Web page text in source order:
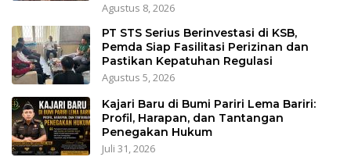
Agustus 8, 2026
PT STS Serius Berinvestasi di KSB,
Pemda Siap Fasilitasi Perizinan dan
Pastikan Kepatuhan Regulasi
Agustus 5, 2026
Kajari Baru di Bumi Pariri Lema Bariri:
Profil, Harapan, dan Tantangan
Penegakan Hukum
Juli 31, 2026